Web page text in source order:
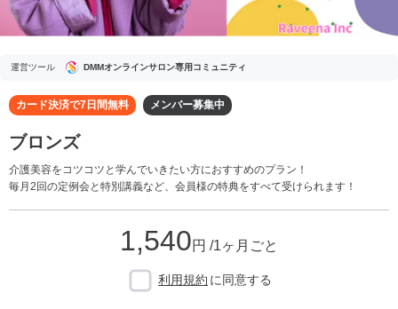
運営ツール DMMオンラインサロン専用コミュニティ
メンバー募集中
カード決済で7日間無料
ブロンズ
介護美容をコツコツと学んでいきたい方におすすめのプラン！
毎月2回の定例会と特別講義など、会員様の特典をすべて受けられます！
1,540円 /1ヶ月ごと
利用規約 に同意する